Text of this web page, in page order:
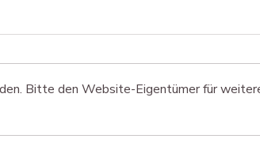
Bitte den Website-Eigentümer für